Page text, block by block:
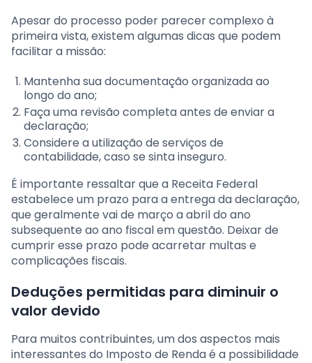
Apesar do processo poder parecer complexo à
primeira vista, existem algumas dicas que podem
facilitar a missão:
Mantenha sua documentação organizada ao
longo do ano;
Faça uma revisão completa antes de enviar a
declaração;
Considere a utilização de serviços de
contabilidade, caso se sinta inseguro.
É importante ressaltar que a Receita Federal
estabelece um prazo para a entrega da declaração,
que geralmente vai de março a abril do ano
subsequente ao ano fiscal em questão. Deixar de
cumprir esse prazo pode acarretar multas e
complicações fiscais.
Deduções permitidas para diminuir o
valor devido
Para muitos contribuintes, um dos aspectos mais
interessantes do Imposto de Renda é a possibilidade